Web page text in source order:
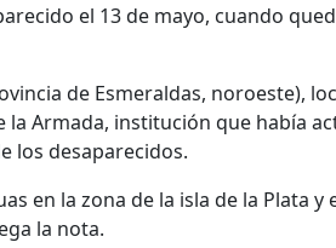
el 13 de mayo, cuando
de Esmeraldas, noroeste),
Armada, institución que había
los desaparecidos.
en la zona de la isla de la Plata
la nota.